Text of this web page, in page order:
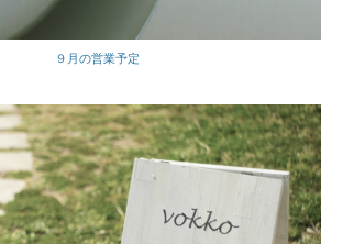
９月の営業予定